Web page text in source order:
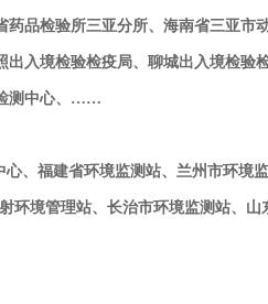
药品检验所三亚分所、海南省三亚市
出入境检验检疫局、聊城出入境检验
中心、 ……
、福建省环境监测站、兰州市环境
环境管理站、长治市环境监测站、山